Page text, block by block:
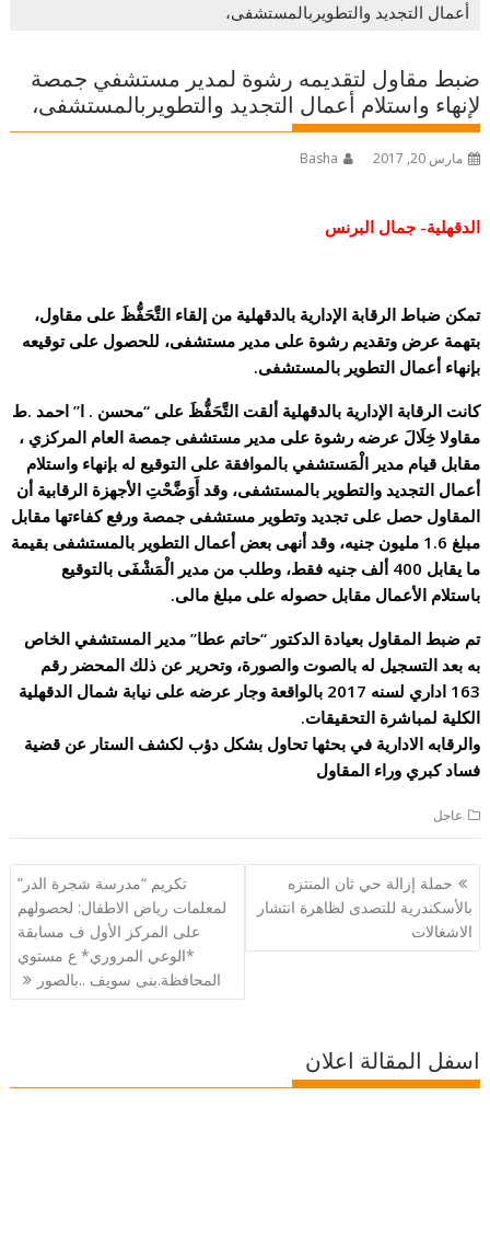
أعمال التجديد والتطويربالمستشفى،
ضبط مقاول لتقديمه رشوة لمدير مستشفي جمصة
لإنهاء واستلام أعمال التجديد والتطويربالمستشفى،
مارس 20, 2017 Basha
الدقهلية- جمال البرنس
تمكن ضباط الرقابة الإدارية بالدقهلية من إلقاء التَّحَفُّظَ على مقاول،
بتهمة عرض وتقديم رشوة على مدير مستشفى، للحصول على توقيعه
بإنهاء أعمال التطوير بالمستشفى.
كانت الرقابة الإدارية بالدقهلية ألقت التَّحَفُّظَ على “محسن . ا” احمد .ط
مقاولا خِلَالَ عرضه رشوة على مدير مستشفى جمصة العام المركزي ،
مقابل قيام مدير الْمَستشفي بالموافقة على التوقيع له بإنهاء واستلام
أعمال التجديد والتطوير بالمستشفى، وقد أَوَضَّحْتِ الأجهزة الرقابية أن
المقاول حصل على تجديد وتطوير مستشفى جمصة ورفع كفاءتها مقابل
مبلغ 1.6 مليون جنيه، وقد أنهى بعض أعمال التطوير بالمستشفى بقيمة
ما يقابل 400 ألف جنيه فقط، وطلب من مدير الْمَشْفَى بالتوقيع
باستلام الأعمال مقابل حصوله على مبلغ مالى.
تم ضبط المقاول بعيادة الدكتور “حاتم عطا” مدير المستشفي الخاص
به بعد التسجيل له بالصوت والصورة، وتحرير عن ذلك المحضر رقم
163 اداري لسنه 2017 بالواقعة وجار عرضه على نيابة شمال الدقهلية
الكلية لمباشرة التحقيقات.
والرقابه الادارية في بحثها تحاول بشكل دؤب لكشف الستار عن قضية
فساد كبري وراء المقاول
عاجل
تصفّح
المقالات
حملة إزالة حي ثان المنتزه
بالأسكندرية للتصدى لظاهرة انتشار
الاشغالات
تكريم “مدرسة شجرة الدر”
لمعلمات رياض الاطفال: لحصولهم
على المركز الأول ف مسابقة
*الوعي المروري* ع مستوي
المحافظة.بنى سويف ..بالصور
اسفل المقالة اعلان